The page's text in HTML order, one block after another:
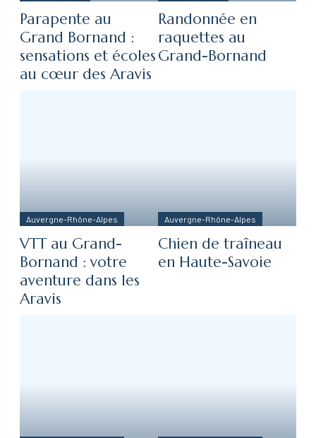
Parapente au
Grand Bornand :
sensations et écoles
au cœur des Aravis
Randonnée en
raquettes au
Grand-Bornand
Auvergne-Rhône-Alpes
VTT au Grand-
Bornand : votre
aventure dans les
Aravis
Auvergne-Rhône-Alpes
Chien de traîneau
en Haute-Savoie